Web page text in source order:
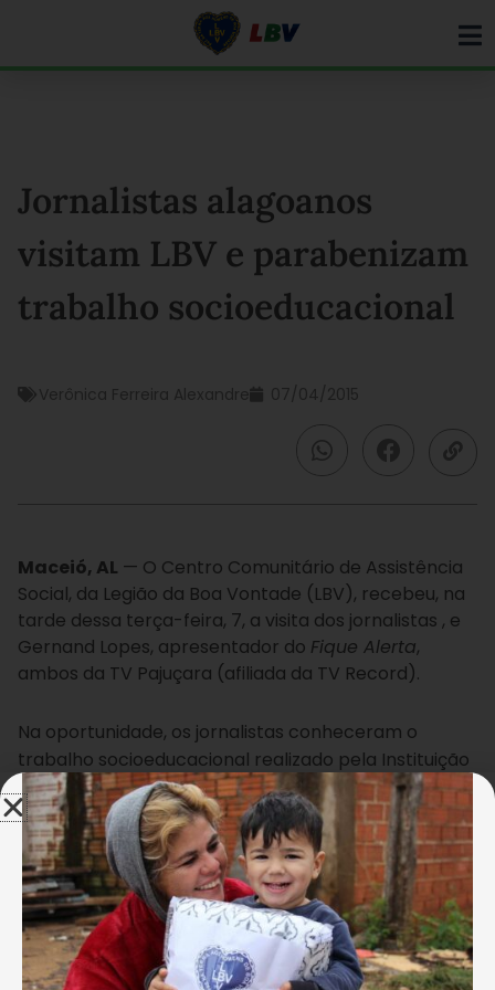
Jornalistas alagoanos
visitam LBV e parabenizam
trabalho socioeducacional
Verônica Ferreira Alexandre 07/04/2015
Maceió, AL — O Centro Comunitário de Assistência
Social, da Legião da Boa Vontade (LBV), recebeu, na
tarde dessa terça-feira, 7, a visita dos jornalistas , e
Gernand Lopes, apresentador do Fique Alerta,
ambos da TV Pajuçara (afiliada da TV Record).
Na oportunidade, os jornalistas conheceram o
trabalho socioeducacional realizado pela Instituição
na capital alagoana, visitando as salas de atividades
e interagindo com meninas e meninos que integram
o programa Criança: Futuro no Presente!. Ao final do
passeio, o Coral Ecumênico Infantil Boa Vontade
homenageou os visitantes pela passagem do
Dia do
Jornalista.
“Agradeço o carinho da LBV. Em cada esquina aqui